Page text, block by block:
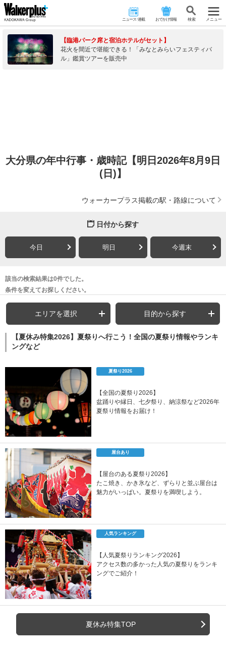
ニュース･連載 おでかけ情報 検 索 メニュー
【臨港パーク席と宿泊ホテルがセット】
花火を間近で堪能できる！「みなとみらいフェスティバ
ル」鑑賞ツアーを販売中
大分県の年中行事・歳時記【明日2026年8月9日
(日)】
ウォーカープラス掲載の駅・路線について
日付から探す
今日 明日 今週末
該当の検索結果は0件でした。
条件を変えてお探しください。
エリアを選択 目的から探す
【夏休み特集2026】夏祭りへ行こう！全国の夏祭り情報やランキ
ングなど
夏祭り2026
【全国の夏祭り2026】
盆踊りや縁日、七夕祭り、納涼祭など2026年
夏祭り情報をお届け！
屋台あり
【屋台のある夏祭り2026】
たこ焼き、かき氷など、ずらりと並ぶ屋台は
魅力がいっぱい。夏祭りを満喫しよう。
人気ランキング
【人気夏祭りランキング2026】
アクセス数の多かった人気の夏祭りをランキ
ングでご紹介！
夏休み特集TOP